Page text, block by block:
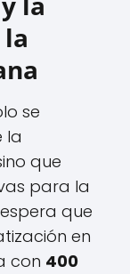
se
la
que
para la
que
en
con 400